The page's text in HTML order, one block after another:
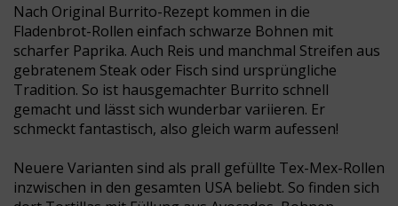
Nach Original Burrito-Rezept kommen in die
Fladenbrot-Rollen einfach schwarze Bohnen mit
scharfer Paprika. Auch Reis und manchmal Streifen aus
gebratenem Steak oder Fisch sind ursprüngliche
Tradition. So ist hausgemachter Burrito schnell
gemacht und lässt sich wunderbar variieren. Er
schmeckt fantastisch, also gleich warm aufessen!
Neuere Varianten sind als prall gefüllte Tex-Mex-Rollen
inzwischen in den gesamten USA beliebt. So finden sich